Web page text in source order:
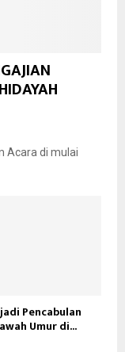
Acara di mulai
Pencabulan
Umur di...